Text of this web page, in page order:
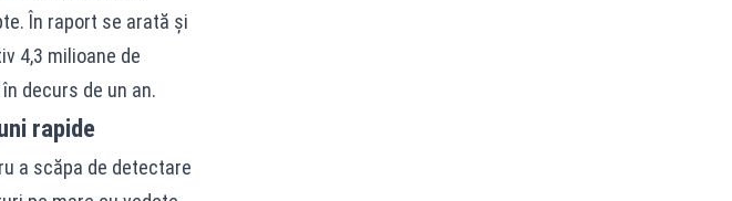
În raport se arată și
4,3 milioane de
decurs de un an.
rapide
a scăpa de detectare